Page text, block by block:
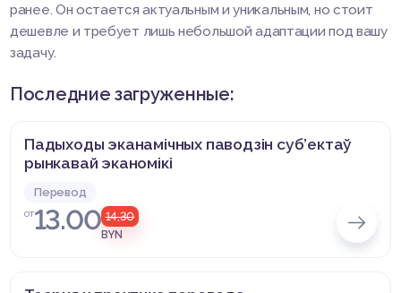
ранее. Он остается актуальным и уникальным, но стоит
дешевле и требует лишь небольшой адаптации под вашу
задачу.
Последние загруженные:
Падыходы эканамічных паводзін суб’ектаў
рынкавай эканомікі
Перевод
от13.00 14,30
BYN